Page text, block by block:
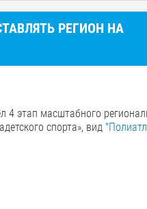
РЕГИОН НА
4 этап масштабного
спорта», вид